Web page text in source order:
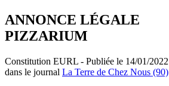
ANNONCE LÉGALE
PIZZARIUM
Constitution EURL - Publiée le 14/01/2022
dans le journal La Terre de Chez Nous (90)